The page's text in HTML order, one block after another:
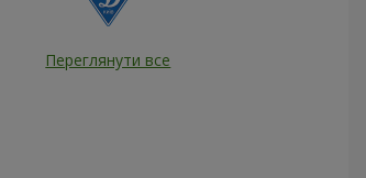
Переглянути все